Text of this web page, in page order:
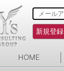
新規登録
HOME